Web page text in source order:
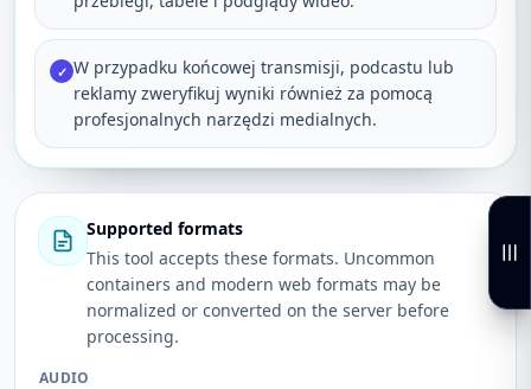
✓ W przypadku końcowej transmisji, podcastu lub
reklamy zweryfikuj wyniki również za pomocą
profesjonalnych narzędzi medialnych.
Supported formats
This tool accepts these formats. Uncommon
containers and modern web formats may be
normalized or converted on the server before
processing.
AUDIO